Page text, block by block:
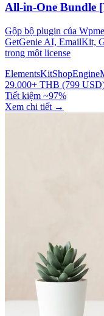
All-in-One Bundle
Gộp bộ plugin của
GetGenie AI, EmailKit,
trong một license
ElementsKitShopEngine
29.000+ THB (799
Tiết kiệm ~97%
Xem chi tiết →